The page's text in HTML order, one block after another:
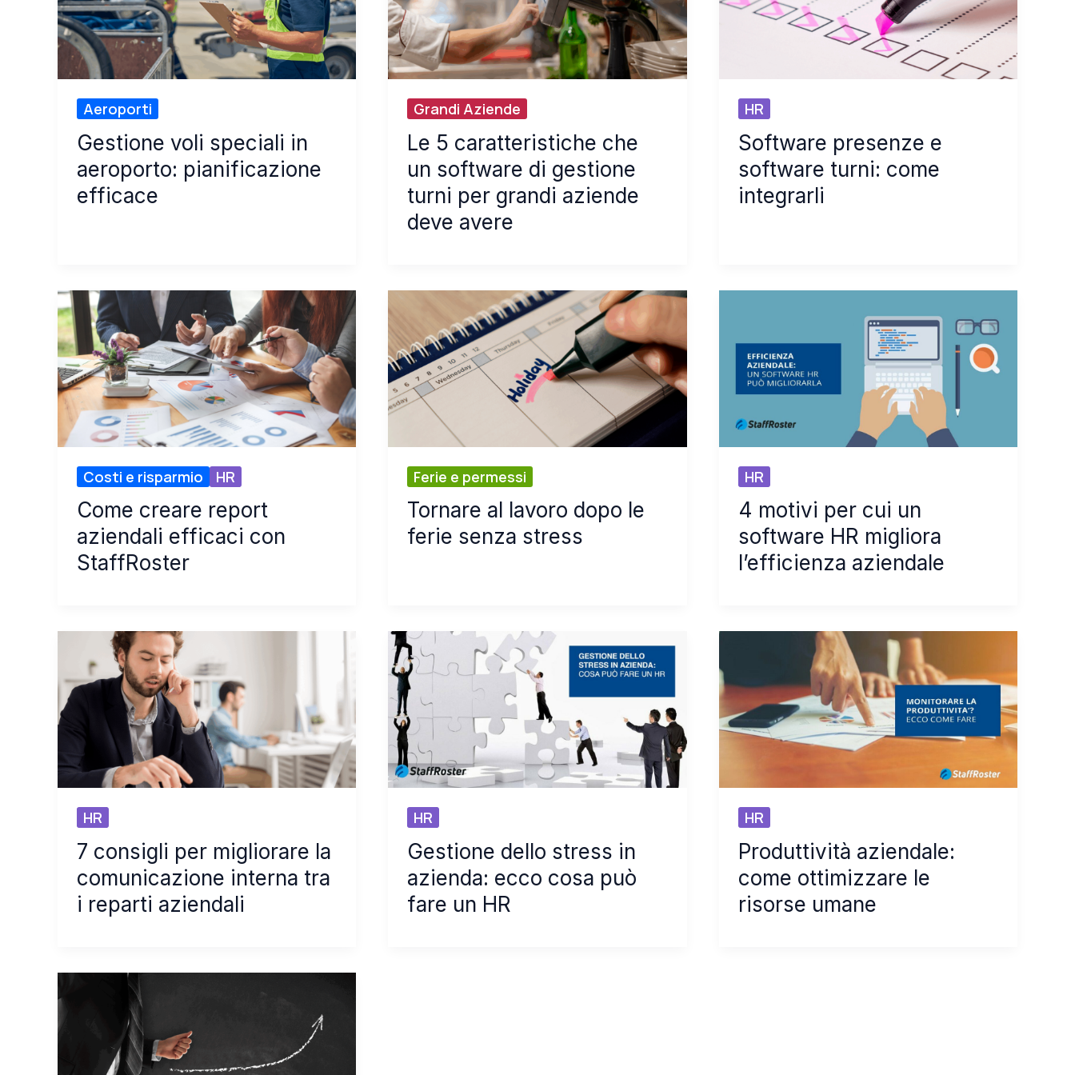
Aeroporti
Gestione voli speciali in
aeroporto: pianificazione
efficace
Grandi Aziende
Le 5 caratteristiche che
un software di gestione
turni per grandi aziende
deve avere
HR
Software presenze e
software turni: come
integrarli
Costi e risparmio HR
Come creare report
aziendali efficaci con
StaffRoster
Ferie e permessi
Tornare al lavoro dopo le
ferie senza stress
HR
4 motivi per cui un
software HR migliora
l’efficienza aziendale
HR
7 consigli per migliorare la
comunicazione interna tra
i reparti aziendali
HR
Gestione dello stress in
azienda: ecco cosa può
fare un HR
HR
Produttività aziendale:
come ottimizzare le
risorse umane